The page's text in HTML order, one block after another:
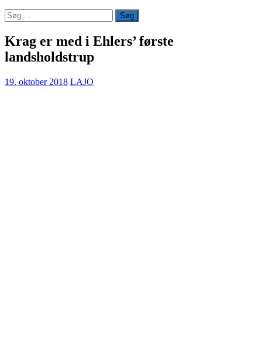
Søg
efter:
Krag er med i Ehlers’ første
landsholdstrup
19. oktober 2018 LAJO